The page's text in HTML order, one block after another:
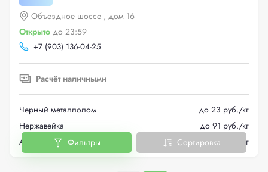
Объездное шоссе , дом 16
Открыто до 23:59
+7 (903) 136-04-25
Расчёт наличными
Черный металлолом
до 23 руб./кг
Нержавейка
до 91 руб./кг
Автомобили
до 1000 руб./кг
Фильтры Сортировка